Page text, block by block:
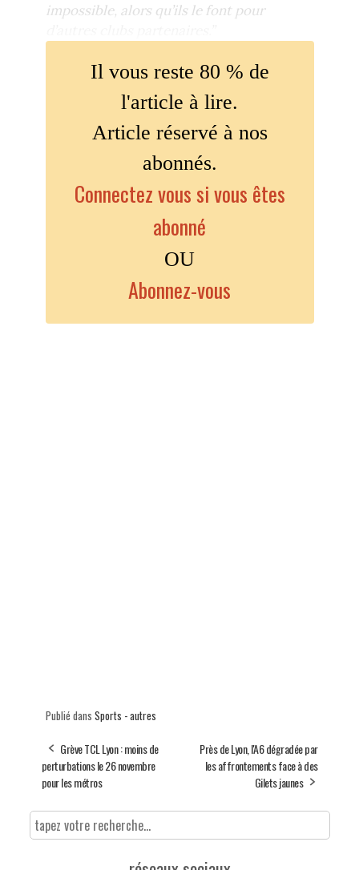
impossible, alors qu’ils le font pour
Il vous reste 80 % de
l'article à lire.
Article réservé à nos
abonnés.
Connectez vous si vous êtes
abonné
OU
Abonnez-vous
Publié dans Sports - autres
Grève TCL Lyon : moins de
perturbations le 26 novembre
pour les métros
Près de Lyon, l'A6 dégradée par
les affrontements face à des
Gilets jaunes